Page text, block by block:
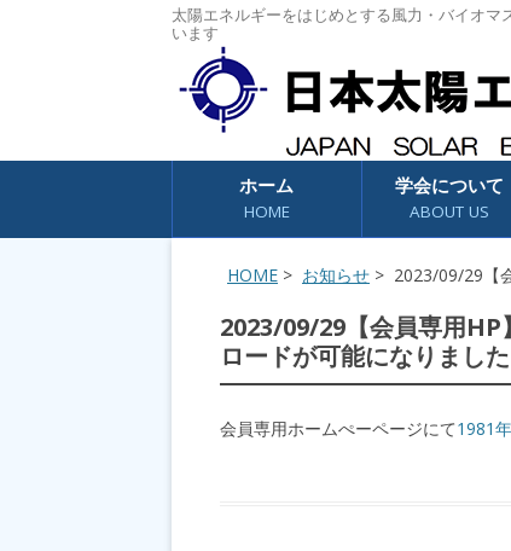
太陽エネルギーをはじめとする風力・バイオ
います
コンテンツへスキップ
ホーム
HOME
学会について
ABOUT US
HOME > お知らせ > 2023/09/29【
2023/09/29【会員専用HP
ロードが可能になりました
会員専用ホームぺーページにて1981